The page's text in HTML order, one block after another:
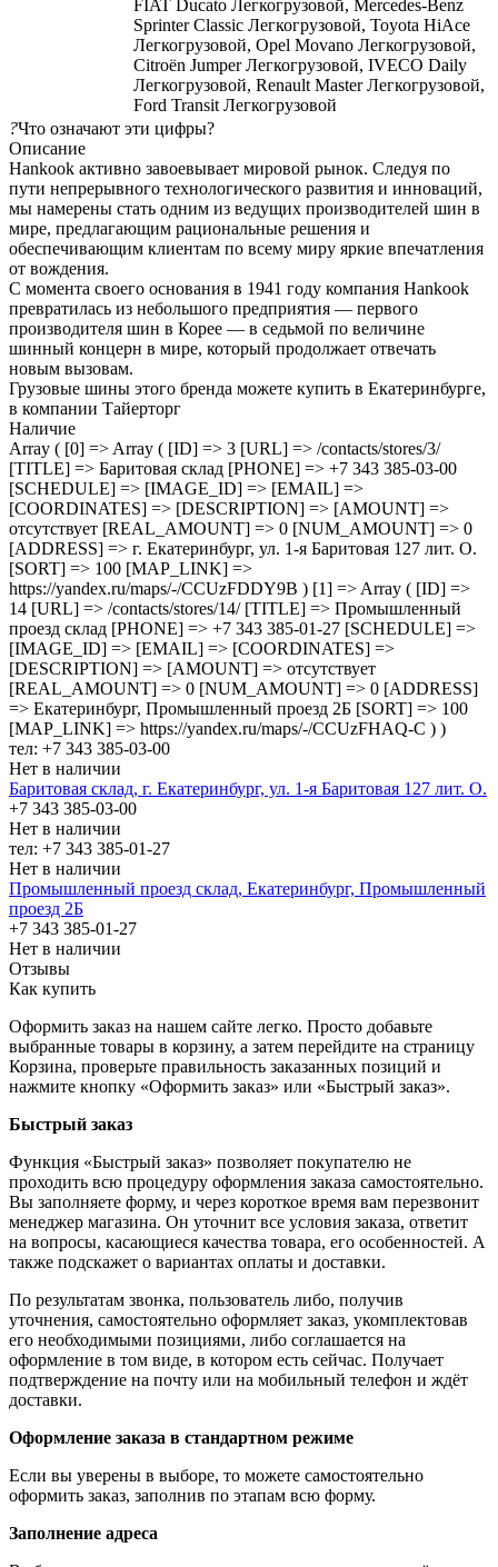
FIAT Ducato Легкогрузовой, Mercedes-Benz
Sprinter Classic Легкогрузовой, Toyota HiAce
Легкогрузовой, Opel Movano Легкогрузовой,
Citroën Jumper Легкогрузовой, IVECO Daily
Легкогрузовой, Renault Master Легкогрузовой,
Ford Transit Легкогрузовой
?Что означают эти цифры?
Описание
Hankook активно завоевывает мировой рынок. Следуя по
пути непрерывного технологического развития и инноваций,
мы намерены стать одним из ведущих производителей шин в
мире, предлагающим рациональные решения и
обеспечивающим клиентам по всему миру яркие впечатления
от вождения.
С момента своего основания в 1941 году компания Hankook
превратилась из небольшого предприятия — первого
производителя шин в Корее — в седьмой по величине
шинный концерн в мире, который продолжает отвечать
новым вызовам.
Грузовые шины этого бренда можете купить в Екатеринбурге,
в компании Тайерторг
Наличие
Array ( [0] => Array ( [ID] => 3 [URL] => /contacts/stores/3/
[TITLE] => Баритовая склад [PHONE] => +7 343 385-03-00
[SCHEDULE] => [IMAGE_ID] => [EMAIL] =>
[COORDINATES] => [DESCRIPTION] => [AMOUNT] =>
отсутствует [REAL_AMOUNT] => 0 [NUM_AMOUNT] => 0
[ADDRESS] => г. Екатеринбург, ул. 1-я Баритовая 127 лит. О.
[SORT] => 100 [MAP_LINK] =>
https://yandex.ru/maps/-/CCUzFDDY9B ) [1] => Array ( [ID] =>
14 [URL] => /contacts/stores/14/ [TITLE] => Промышленный
проезд cклад [PHONE] => +7 343 385-01-27 [SCHEDULE] =>
[IMAGE_ID] => [EMAIL] => [COORDINATES] =>
[DESCRIPTION] => [AMOUNT] => отсутствует
[REAL_AMOUNT] => 0 [NUM_AMOUNT] => 0 [ADDRESS]
=> Екатеринбург, Промышленный проезд 2Б [SORT] => 100
[MAP_LINK] => https://yandex.ru/maps/-/CCUzFHAQ-C ) )
тел: +7 343 385-03-00
Нет в наличии
Баритовая склад, г. Екатеринбург, ул. 1-я Баритовая 127 лит. О.
+7 343 385-03-00
Нет в наличии
тел: +7 343 385-01-27
Нет в наличии
Промышленный проезд cклад, Екатеринбург, Промышленный
проезд 2Б
+7 343 385-01-27
Нет в наличии
Отзывы
Как купить
Оформить заказ на нашем сайте легко. Просто добавьте
выбранные товары в корзину, а затем перейдите на страницу
Корзина, проверьте правильность заказанных позиций и
нажмите кнопку «Оформить заказ» или «Быстрый заказ».
Быстрый заказ
Функция «Быстрый заказ» позволяет покупателю не
проходить всю процедуру оформления заказа самостоятельно.
Вы заполняете форму, и через короткое время вам перезвонит
менеджер магазина. Он уточнит все условия заказа, ответит
на вопросы, касающиеся качества товара, его особенностей. А
также подскажет о вариантах оплаты и доставки.
По результатам звонка, пользователь либо, получив
уточнения, самостоятельно оформляет заказ, укомплектовав
его необходимыми позициями, либо соглашается на
оформление в том виде, в котором есть сейчас. Получает
подтверждение на почту или на мобильный телефон и ждёт
доставки.
Оформление заказа в стандартном режиме
Если вы уверены в выборе, то можете самостоятельно
оформить заказ, заполнив по этапам всю форму.
Заполнение адреса